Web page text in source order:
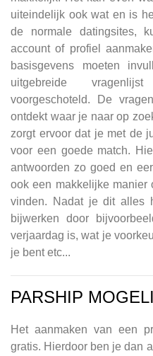
uiteindelijk ook wat en is
de normale datingsites,
account of profiel
basisgevens moeten
uitgebreide
voorgeschoteld. De
ontdekt waar je naar op
zorgt ervoor dat je met de
voor een goede match.
antwoorden zo goed en
ook een makkelijke manier
vinden. Nadat je dit alles
bijwerken door
verjaardag is, wat je
je bent etc...
PARSHIP
Het aanmaken van een
gratis. Hierdoor ben je dan